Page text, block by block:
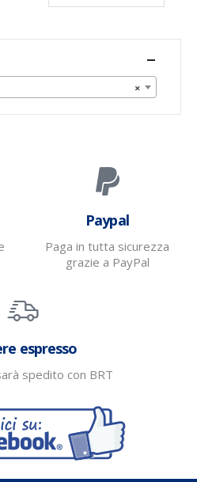
×
Paypal
Paga in tutta sicurezza
grazie a PayPal
espresso
spedito con BRT